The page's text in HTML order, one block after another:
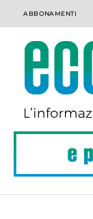
ABBONAMENTI